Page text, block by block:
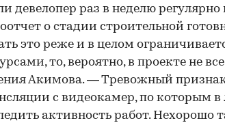
девелопер раз в неделю
о стадии строительной
это реже и в целом
то, вероятно, в проекте не
Акимова. — Тревожный
с видеокамер, по которым
активность работ. Нехорошо